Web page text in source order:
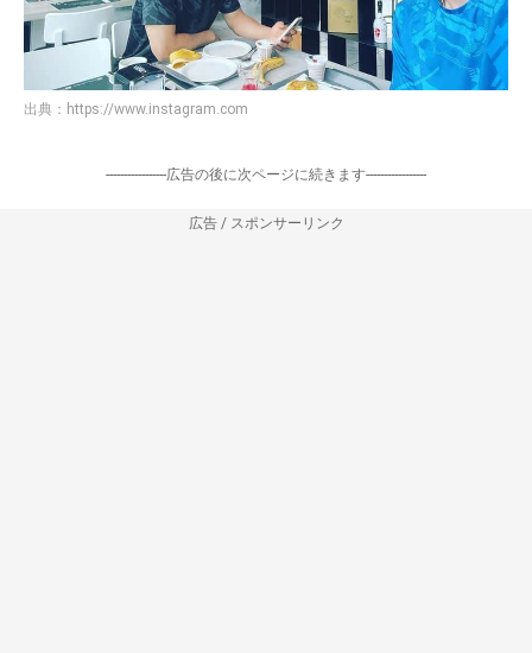
出典： https://www.instagram.com
-----------------広告の後に次ページに続きます-----------------
広告 / スポンサーリンク